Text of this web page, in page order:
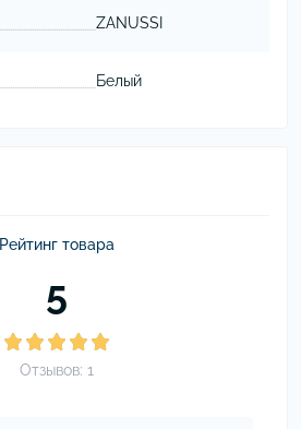
ZANUSSI
Белый
Рейтинг товара
5
Отзывов: 1